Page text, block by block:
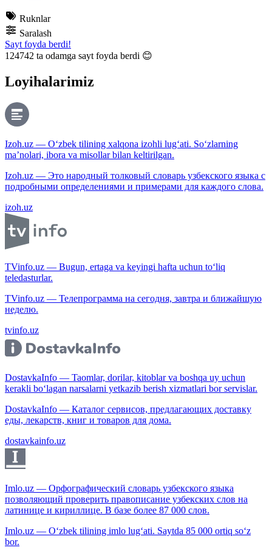
Ruknlar
Saralash
Sayt foyda berdi!
124742 ta odamga sayt foyda berdi 😊
Loyihalarimiz
Izoh.uz — O‘zbek tilining xalqona izohli lug‘ati. So‘zlarning
ma’nolari, ibora va misollar bilan keltirilgan.
Izoh.uz — Это народный толковый словарь узбекского языка с
подробными определениями и примерами для каждого слова.
izoh.uz
TVinfo.uz — Bugun, ertaga va keyingi hafta uchun to‘liq
teledasturlar.
TVinfo.uz — Телепрограмма на сегодня, завтра и ближайшую
неделю.
tvinfo.uz
DostavkaInfo — Taomlar, dorilar, kitoblar va boshqa uy uchun
kerakli bo‘lagan narsalarni yetkazib berish xizmatlari bor servislar.
DostavkaInfo — Каталог сервисов, предлагающих доставку
еды, лекарств, книг и товаров для дома.
dostavkainfo.uz
Imlo.uz — Орфографический словарь узбекского языка
позволяющий проверить правописание узбекских слов на
латинице и кириллице. В базе более 87 000 слов.
Imlo.uz — O‘zbek tilining imlo lug‘ati. Saytda 85 000 ortiq so‘z
bor.